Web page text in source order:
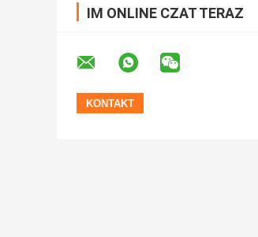
IM ONLINE CZAT TERAZ